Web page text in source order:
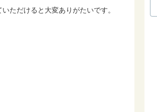
ただけると大変ありがたいです。